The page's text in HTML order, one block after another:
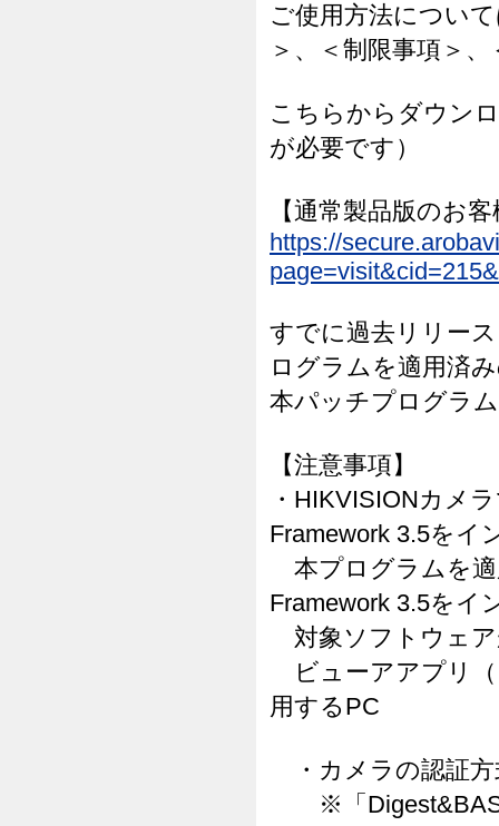
ご使用方法につい
＞、＜制限事項＞
こちらからダウン
が必要です）
【通常製品版のお
https://
すでに過去リリー
ログラムを適用済
本パッチプログラ
【注意事項】
・HIKVISIONカメ
Framework 3.5をイ
本プログラムを適
Framework 3.5をイ
対象ソフトウェ
ビューアアプリ
用するPC
・カメラの認証方
※「